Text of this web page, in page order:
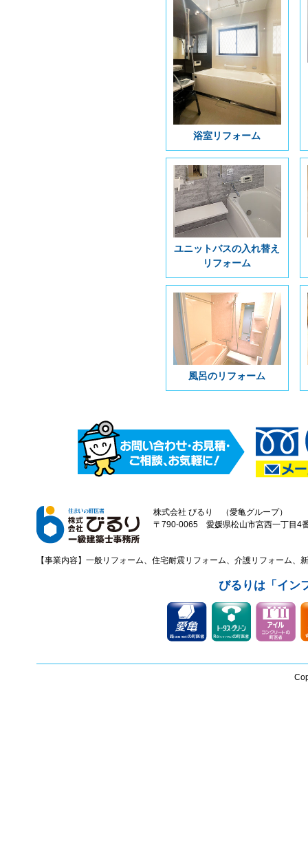
浴室リフォーム
ユニットバスの入れ替え
リフォーム
風呂のリフォーム
株式会社 びるり （愛亀グループ）
〒790-0065 愛媛県松山市宮西一丁
【事業内容】一般リフォーム、住宅耐震リフォーム、介護リフォーム
びるりは「イン